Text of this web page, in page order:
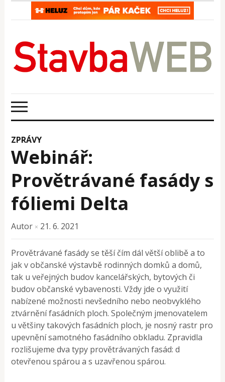
ZPRÁVY
Webinář:
Provětrávané fasády s
fóliemi Delta
Autor × 21. 6. 2021
Provětrávané fasády se těší čím dál větší oblibě a to
jak v občanské výstavbě rodinných domků a domů,
tak u veřejných budov kancelářských, bytových či
budov občanské vybavenosti. Vždy jde o využití
nabízené možnosti nevšedního nebo neobvyklého
ztvárnění fasádních ploch. Společným jmenovatelem
u většiny takových fasádních ploch, je nosný rastr pro
upevnění samotného fasádního obkladu. Zpravidla
rozlišujeme dva typy provětrávaných fasád: d
otevřenou spárou a s uzavřenou spárou.